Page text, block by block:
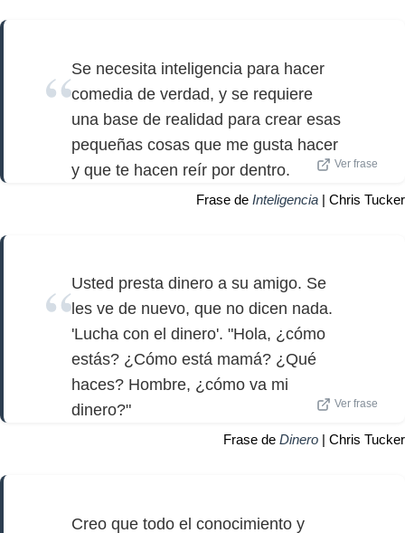
Se necesita inteligencia para hacer
comedia de verdad, y se requiere
una base de realidad para crear esas
pequeñas cosas que me gusta hacer
y que te hacen reír por dentro.
Ver frase
Frase de Inteligencia | Chris Tucker
Usted presta dinero a su amigo. Se
les ve de nuevo, que no dicen nada.
'Lucha con el dinero'. "Hola, ¿cómo
estás? ¿Cómo está mamá? ¿Qué
haces? Hombre, ¿cómo va mi
dinero?"
Ver frase
Frase de Dinero | Chris Tucker
Creo que todo el conocimiento y